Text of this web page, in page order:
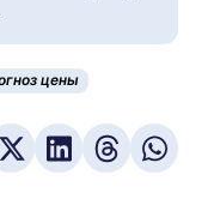
цены